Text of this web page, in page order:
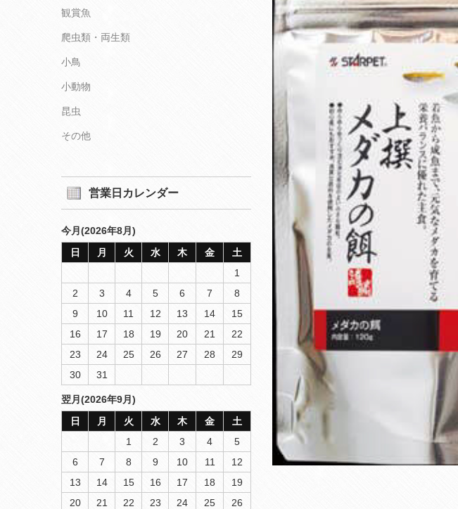
観賞魚
爬虫類・両生類
小鳥
小動物
昆虫
その他
営業日カレンダー
今月(2026年8月)
日
月 火 水 木 金
土
1
2
3 4 5 6 7
8
9
10 11 12 13 14
15
16
17 18 19 20 21
22
23
24 25 26 27 28
29
30
31
翌月(2026年9月)
日
月 火 水 木 金
土
1
2 3 4
5
6
7 8 9 10 11
12
13
14 15 16 17 18
19
20
21 22 23 24 25
26